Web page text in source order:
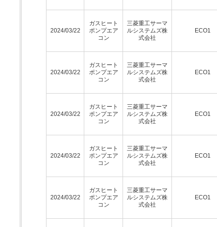
2024/03/22
ガスヒート
ポンプエア
コン
三菱重工サーマ
ルシステムズ株
式会社
ECO1
2024/03/22
ガスヒート
ポンプエア
コン
三菱重工サーマ
ルシステムズ株
式会社
ECO1
2024/03/22
ガスヒート
ポンプエア
コン
三菱重工サーマ
ルシステムズ株
式会社
ECO1
2024/03/22
ガスヒート
ポンプエア
コン
三菱重工サーマ
ルシステムズ株
式会社
ECO1
2024/03/22
ガスヒート
ポンプエア
コン
三菱重工サーマ
ルシステムズ株
式会社
ECO1